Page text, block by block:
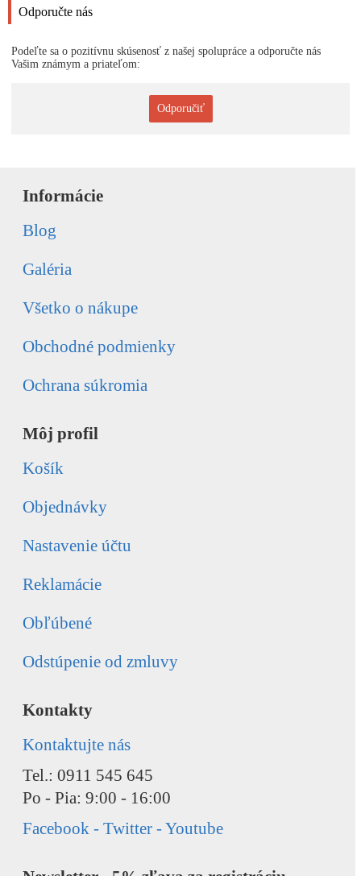
Odporučte nás
Podeľte sa o pozitívnu skúsenosť z našej spolupráce a odporučte nás
Vašim známym a priateľom:
Odporučiť
Informácie
Blog
Galéria
Všetko o nákupe
Obchodné podmienky
Ochrana súkromia
Môj profil
Košík
Objednávky
Nastavenie účtu
Reklamácie
Obľúbené
Odstúpenie od zmluvy
Kontakty
Kontaktujte nás
Tel.: 0911 545 645
Po - Pia: 9:00 - 16:00
Facebook - Twitter - Youtube